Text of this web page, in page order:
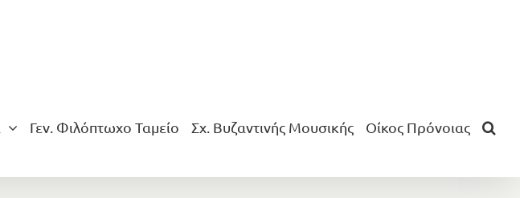
Γεν. Φιλόπτωχο Ταμείο Σχ. Βυζαντινής Μουσικής Οίκος Πρόνοιας